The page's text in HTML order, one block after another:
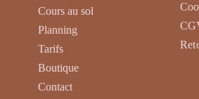
Cours au sol
Planning
Tarifs
Boutique
Contact